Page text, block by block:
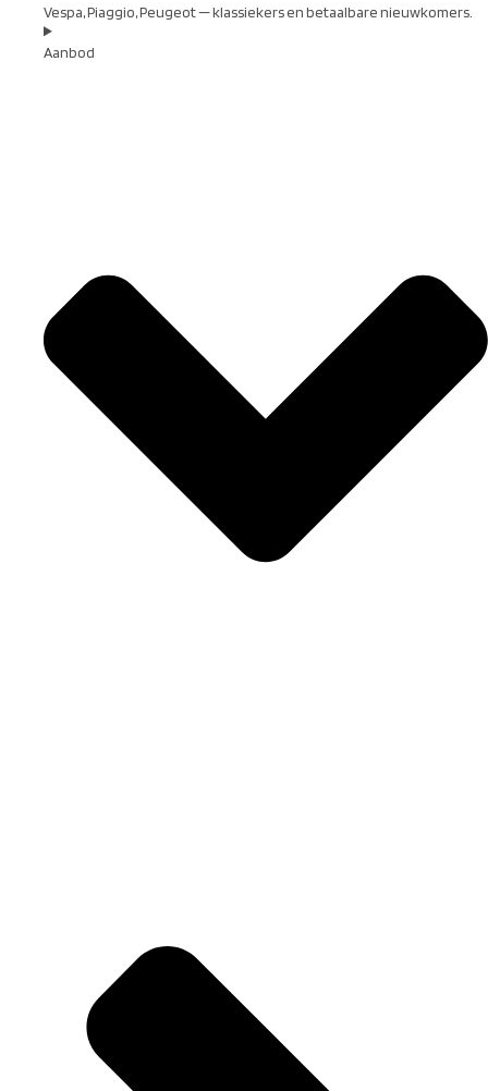
Vespa, Piaggio, Peugeot — klassiekers en betaalbare nieuwkomers.
Aanbod